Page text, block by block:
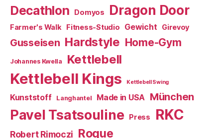
Decathlon Domyos Dragon Door
Farmer's Walk Fitness-Studio Gewicht Girevoy
Gusseisen Hardstyle Home-Gym
Johannes Kwella Kettlebell
Kettlebell Kings Kettlebell Swing
Kunststoff Langhantel Made in USA München
Pavel Tsatsouline Press RKC
Robert Rimoczi Rogue